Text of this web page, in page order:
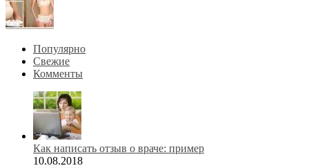
Популярно
Свежие
Комменты
Как написать отзыв о враче: пример
10.08.2018